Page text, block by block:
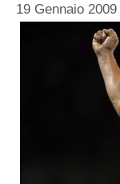
19 Gennaio 2009